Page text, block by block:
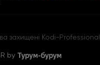
захищені Kodi-Professional
by